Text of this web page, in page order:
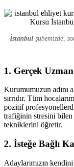
İstanbulşubemizde,
1. Gerçek
Kurumumuzun adını
sırrıdır. Tüm
pozitif
trafiğinin stresini
tekniklerini öğretir.
2. İsteğe Bağlı
Adaylarımızın